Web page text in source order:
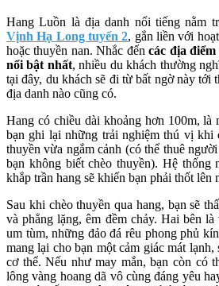
Hang Luồn là địa danh nổi tiếng nằm
Vịnh Hạ Long tuyến 2, gắn liền với
hoặc thuyền nan. Nhắc đếncác địa
nổi bật nhất, nhiều du khách thường
tại đây, du khách sẽ đi từ bất ngờ này tới
địa danh nào cũng có.
Hang có chiều dài khoảng hơn 100m, là
bạn ghi lại những trải nghiệm thú vị khi
thuyền vừa ngắm cảnh (có thể thuê
bạn không biết chèo thuyền). Hệ thống
khắp trần hang sẽ khiến bạn phải thốt lên
Sau khi chèo thuyền qua hang, bạn sẽ
và phẳng lặng, êm đềm chảy. Hai bên
um tùm, những đảo đá rêu phong phủ
mang lại cho bạn một cảm giác mát
cơ thể. Nếu như may mắn, bạn còn có
lông vàng hoang dã vô cùng đáng yêu